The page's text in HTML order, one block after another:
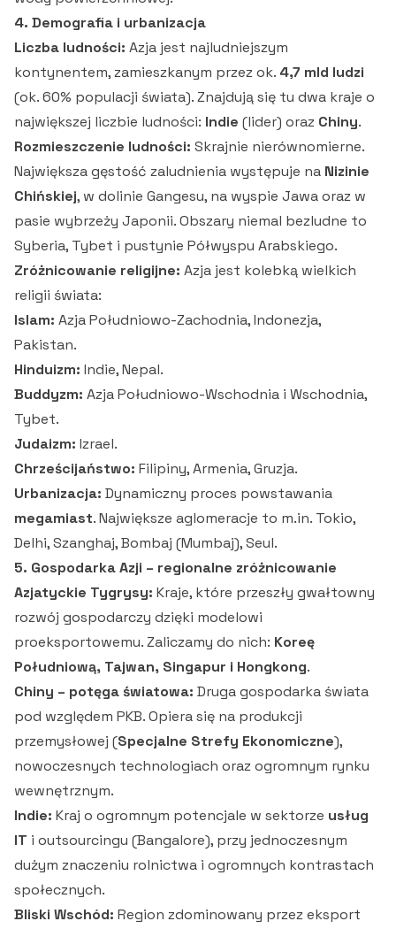
4. Demografia i urbanizacja
Liczba ludności: Azja jest najludniejszym
kontynentem, zamieszkanym przez ok. 4,7 mld ludzi
(ok. 60% populacji świata). Znajdują się tu dwa kraje o
największej liczbie ludności: Indie (lider) oraz Chiny.
Rozmieszczenie ludności: Skrajnie nierównomierne.
Największa gęstość zaludnienia występuje na Nizinie
Chińskiej, w dolinie Gangesu, na wyspie Jawa oraz w
pasie wybrzeży Japonii. Obszary niemal bezludne to
Syberia, Tybet i pustynie Półwyspu Arabskiego.
Zróżnicowanie religijne: Azja jest kolebką wielkich
religii świata:
Islam: Azja Południowo-Zachodnia, Indonezja,
Pakistan.
Hinduizm: Indie, Nepal.
Buddyzm: Azja Południowo-Wschodnia i Wschodnia,
Tybet.
Judaizm: Izrael.
Chrześcijaństwo: Filipiny, Armenia, Gruzja.
Urbanizacja: Dynamiczny proces powstawania
megamiast. Największe aglomeracje to m.in. Tokio,
Delhi, Szanghaj, Bombaj (Mumbaj), Seul.
5. Gospodarka Azji – regionalne zróżnicowanie
Azjatyckie Tygrysy: Kraje, które przeszły gwałtowny
rozwój gospodarczy dzięki modelowi
proeksportowemu. Zaliczamy do nich: Koreę
Południową, Tajwan, Singapur i Hongkong.
Chiny – potęga światowa: Druga gospodarka świata
pod względem PKB. Opiera się na produkcji
przemysłowej (Specjalne Strefy Ekonomiczne),
nowoczesnych technologiach oraz ogromnym rynku
wewnętrznym.
Indie: Kraj o ogromnym potencjale w sektorze usług
IT i outsourcingu (Bangalore), przy jednoczesnym
dużym znaczeniu rolnictwa i ogromnych kontrastach
społecznych.
Bliski Wschód: Region zdominowany przez eksport